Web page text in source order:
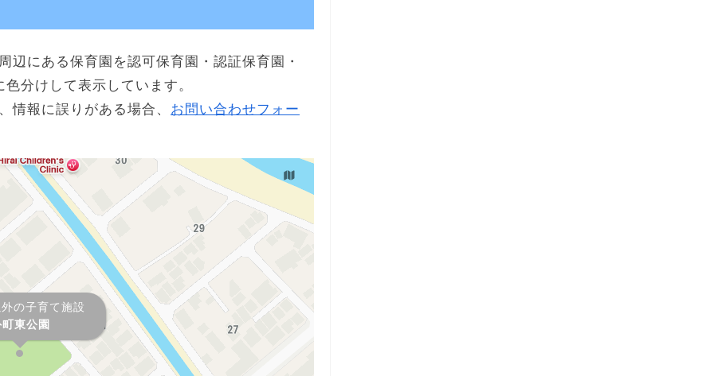
辺にある保育園を認可保育園・認証保育園・
分けして表示しています。
情報に誤りがある場合、 お問い合わせフォー
の子育て施設
東公園